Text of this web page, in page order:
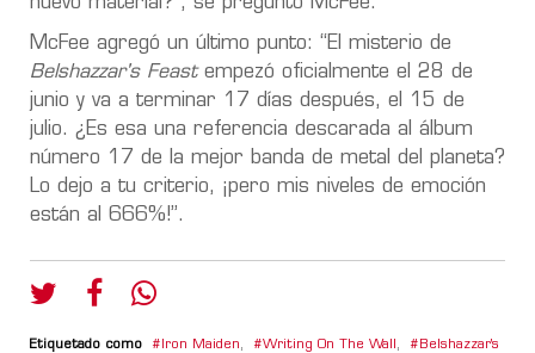
McFee agregó un último punto: “El misterio de
Belshazzar's Feastempezó oficialmente el 28 de
junio y va a terminar 17 días después, el 15 de
julio. ¿Es esa una referencia descarada al álbum
número 17 de la mejor banda de metal del planeta?
Lo dejo a tu criterio, ¡pero mis niveles de emoción
están al 666%!”.
Etiquetado como Iron Maiden, Writing On The Wall , Belshazzar's